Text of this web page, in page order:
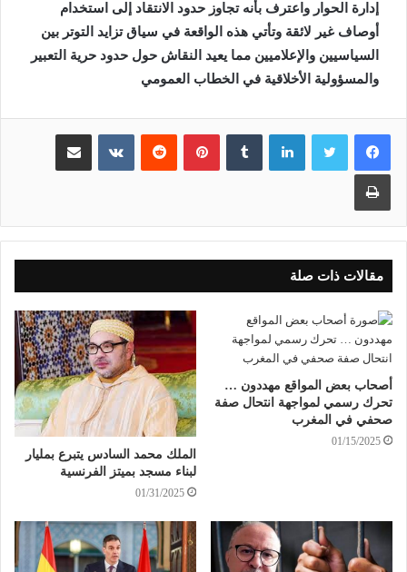
إدارة الحوار واعترف بأنه تجاوز حدود الانتقاد إلى استخدام
أوصاف غير لائقة وتأتي هذه الواقعة في سياق تزايد التوتر بين
السياسيين والإعلاميين مما يعيد النقاش حول حدود حرية التعبير
والمسؤولية الأخلاقية في الخطاب العمومي
لينكدإن بينتيريست مشاركة عبر البريد
طباعة
مقالات ذات صلة
أصحاب بعض المواقع مهددون …
تحرك رسمي لمواجهة انتحال صفة
صحفي في المغرب
01/15/2025
الملك محمد السادس يتبرع بمليار
لبناء مسجد بميتز الفرنسية
01/31/2025